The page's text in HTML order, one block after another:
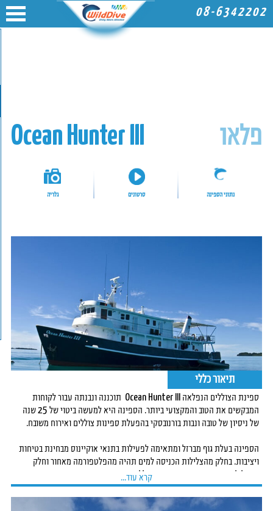
08-6342202
פלאו Ocean Hunter III
נתוני הספינה סרטונים גלריה
תיאור כללי
ספינת הצוללים הנפלאה Ocean Hunter III תוכננה ונבנתה עבור לקוחות
המבקשים את הטוב והמקצועי ביותר. הספינה היא למעשה ביטוי של 25 שנה
של ניסיון של טובה ונבות בורנובסקי בהפעלת ספינות צוללים ואירוח משובח.
הספינה בעלת גוף מברזל ומתאימה לפעילות בתנאי אוקיינוס מבחינת בטיחות
ויציבות. בחלק מהצלילות הכניסה למים תהיה מהפלטפורמה מאחור וחלק
מהצלילות יתבצעו בעזרת סירת הצוללים הצמודה.
קרא עוד...